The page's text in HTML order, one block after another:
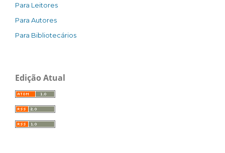
Para Leitores
Para Autores
Para Bibliotecários
Edição Atual